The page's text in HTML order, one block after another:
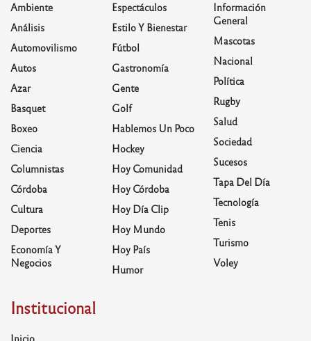
Ambiente
Análisis
Automovilismo
Autos
Azar
Basquet
Boxeo
Ciencia
Columnistas
Córdoba
Cultura
Deportes
Economía Y
Negocios
Espectáculos
Estilo Y Bienestar
Fútbol
Gastronomía
Gente
Golf
Hablemos Un Poco
Hockey
Hoy Comunidad
Hoy Córdoba
Hoy Día Clip
Hoy Mundo
Hoy País
Humor
Información
General
Mascotas
Nacional
Política
Rugby
Salud
Sociedad
Sucesos
Tapa Del Día
Tecnología
Tenis
Turismo
Voley
Institucional